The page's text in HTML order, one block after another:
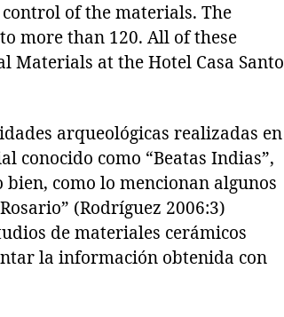
of the materials. The
more than 120. All of these
Materials at the Hotel Casa Santo
arqueológicas realizadas en
conocido como “Beatas Indias”,
bien, como lo mencionan algunos
(Rodríguez 2006:3)
de materiales cerámicos
la información obtenida con